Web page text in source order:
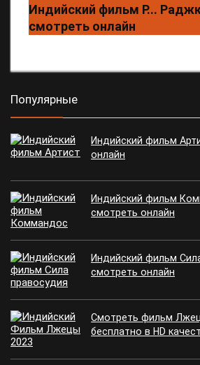
Индийский фильм Р...
смотреть онлайн
Популярные
Индийский фильм
онлайн
Индийский фильм
смотреть онлайн
Индийский фильм
смотреть онлайн
Смотреть фильм
бесплатно в HD